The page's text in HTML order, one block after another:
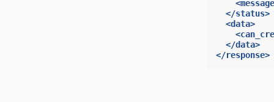
</status>
<data>
</data>
</response>